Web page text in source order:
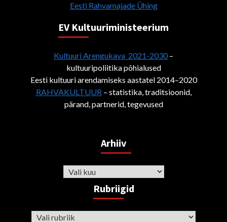
Eesti Rahvamajade Ühing
EV Kultuuriministeerium
Kultuuri Arengukava 2021-2030–
kultuuripoliitika põhialused
Eesti kultuuri arendamiseks aastatel 2014–2020
RAHVAKULTUUR– statistika, traditsioonid,
pärand, partnerid, tegevused
Arhiiv
Arhiiv
Rubriigid
Rubriigid